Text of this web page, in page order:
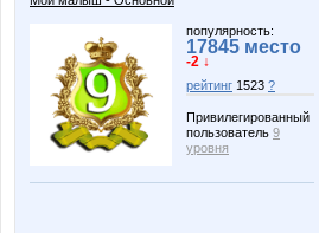
популярность:
17845 место
-2 ↓
рейтинг 1523 ?
Привилегированный
пользователь 9
уровня